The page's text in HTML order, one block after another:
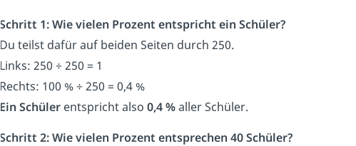
Schritt 1: Wie vielen Prozent entspricht ein Schüler?
Du teilst dafür auf beiden Seiten durch 250.
Links: 250 ÷ 250 = 1
Rechts: 100 % ÷ 250 = 0,4 %
Ein Schüler entspricht also 0,4 %aller Schüler.
Schritt 2:Wie vielen Prozent entsprechen 40 Schüler?